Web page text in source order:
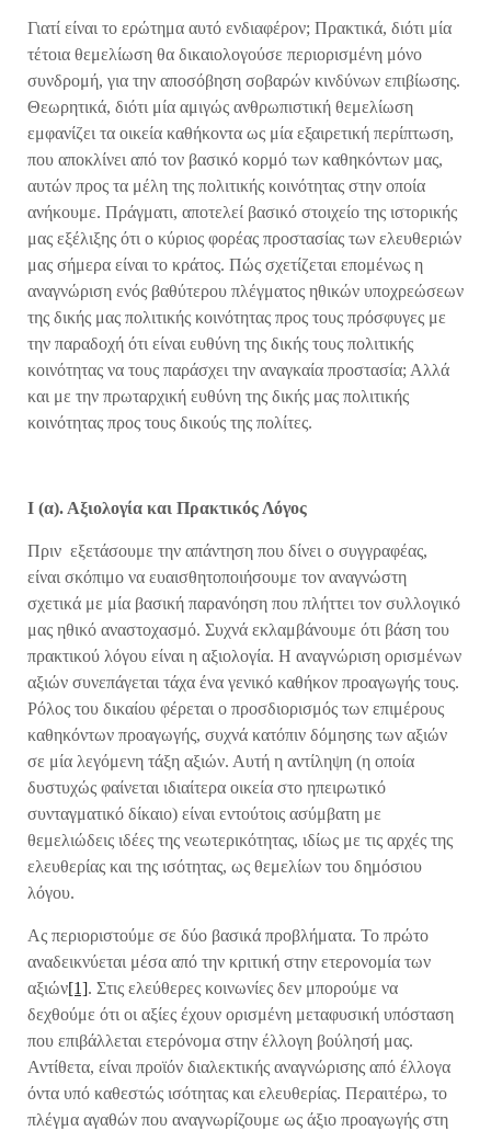
Γιατί είναι το ερώτημα αυτό ενδιαφέρον; Πρακτικά, διότι μία
τέτοια θεμελίωση θα δικαιολογούσε περιορισμένη μόνο
συνδρομή, για την αποσόβηση σοβαρών κινδύνων επιβίωσης.
Θεωρητικά, διότι μία αμιγώς ανθρωπιστική θεμελίωση
εμφανίζει τα οικεία καθήκοντα ως μία εξαιρετική περίπτωση,
που αποκλίνει από τον βασικό κορμό των καθηκόντων μας,
αυτών προς τα μέλη της πολιτικής κοινότητας στην οποία
ανήκουμε. Πράγματι, αποτελεί βασικό στοιχείο της ιστορικής
μας εξέλιξης ότι ο κύριος φορέας προστασίας των ελευθεριών
μας σήμερα είναι το κράτος. Πώς σχετίζεται επομένως η
αναγνώριση ενός βαθύτερου πλέγματος ηθικών υποχρεώσεων
της δικής μας πολιτικής κοινότητας προς τους πρόσφυγες με
την παραδοχή ότι είναι ευθύνη της δικής τους πολιτικής
κοινότητας να τους παράσχει την αναγκαία προστασία; Αλλά
και με την πρωταρχική ευθύνη της δικής μας πολιτικής
κοινότητας προς τους δικούς της πολίτες.
Ι (α). Αξιολογία και Πρακτικός Λόγος
Πριν εξετάσουμε την απάντηση που δίνει ο συγγραφέας,
είναι σκόπιμο να ευαισθητοποιήσουμε τον αναγνώστη
σχετικά με μία βασική παρανόηση που πλήττει τον συλλογικό
μας ηθικό αναστοχασμό. Συχνά εκλαμβάνουμε ότι βάση του
πρακτικού λόγου είναι η αξιολογία. Η αναγνώριση ορισμένων
αξιών συνεπάγεται τάχα ένα γενικό καθήκον προαγωγής τους.
Ρόλος του δικαίου φέρεται ο προσδιορισμός των επιμέρους
καθηκόντων προαγωγής, συχνά κατόπιν δόμησης των αξιών
σε μία λεγόμενη τάξη αξιών. Αυτή η αντίληψη (η οποία
δυστυχώς φαίνεται ιδιαίτερα οικεία στο ηπειρωτικό
συνταγματικό δίκαιο) είναι εντούτοις ασύμβατη με
θεμελιώδεις ιδέες της νεωτερικότητας, ιδίως με τις αρχές της
ελευθερίας και της ισότητας, ως θεμελίων του δημόσιου
λόγου.
Ας περιοριστούμε σε δύο βασικά προβλήματα. Το πρώτο
αναδεικνύεται μέσα από την κριτική στην ετερονομία των
αξιών[1]. Στις ελεύθερες κοινωνίες δεν μπορούμε να
δεχθούμε ότι οι αξίες έχουν ορισμένη μεταφυσική υπόσταση
που επιβάλλεται ετερόνομα στην έλλογη βούλησή μας.
Αντίθετα, είναι προϊόν διαλεκτικής αναγνώρισης από έλλογα
όντα υπό καθεστώς ισότητας και ελευθερίας. Περαιτέρω, το
πλέγμα αγαθών που αναγνωρίζουμε ως άξιο προαγωγής στη